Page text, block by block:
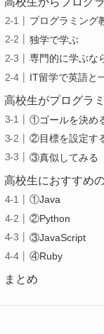
プログラミング
独学で学ぶ
専門的に学ぶな
IT留学で英語と
高校生がプログラ
①ゴールを決め
②目標を設定す
③真似してみる
高校生におすすめ
①Java
②Python
③JavaScript
④Ruby
まとめ